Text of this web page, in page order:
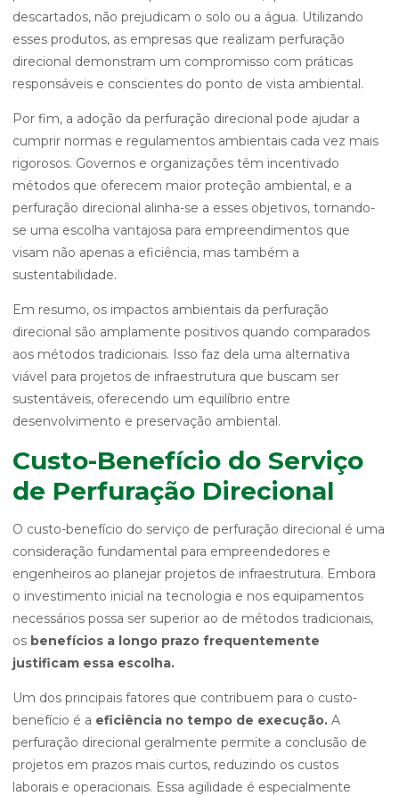
descartados, não prejudicam o solo ou a água. Utilizando
esses produtos, as empresas que realizam perfuração
direcional demonstram um compromisso com práticas
responsáveis e conscientes do ponto de vista ambiental.
Por fim, a adoção da perfuração direcional pode ajudar a
cumprir normas e regulamentos ambientais cada vez mais
rigorosos. Governos e organizações têm incentivado
métodos que oferecem maior proteção ambiental, e a
perfuração direcional alinha-se a esses objetivos, tornando-
se uma escolha vantajosa para empreendimentos que
visam não apenas a eficiência, mas também a
sustentabilidade.
Em resumo, os impactos ambientais da perfuração
direcional são amplamente positivos quando comparados
aos métodos tradicionais. Isso faz dela uma alternativa
viável para projetos de infraestrutura que buscam ser
sustentáveis, oferecendo um equilíbrio entre
desenvolvimento e preservação ambiental.
Custo-Benefício do Serviço
de Perfuração Direcional
O custo-benefício do serviço de perfuração direcional é uma
consideração fundamental para empreendedores e
engenheiros ao planejar projetos de infraestrutura. Embora
o investimento inicial na tecnologia e nos equipamentos
necessários possa ser superior ao de métodos tradicionais,
os benefícios a longo prazo frequentemente
justificam essa escolha.
Um dos principais fatores que contribuem para o custo-
benefício é a eficiência no tempo de execução. A
perfuração direcional geralmente permite a conclusão de
projetos em prazos mais curtos, reduzindo os custos
laborais e operacionais. Essa agilidade é especialmente